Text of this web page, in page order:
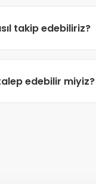
takip edebiliriz?
Ayrıca kritik
edebilir miyiz?